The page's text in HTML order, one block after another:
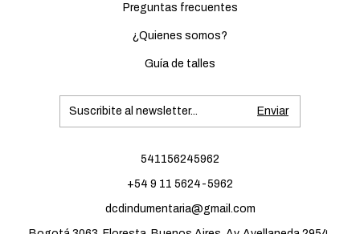
Preguntas frecuentes
¿Quienes somos?
Guía de talles
541156245962
+54 9 11 5624-5962
dcdindumentaria@gmail.com